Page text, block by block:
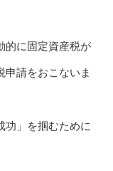
的に固定資産税が
申請をおこないま
功」を掴むために